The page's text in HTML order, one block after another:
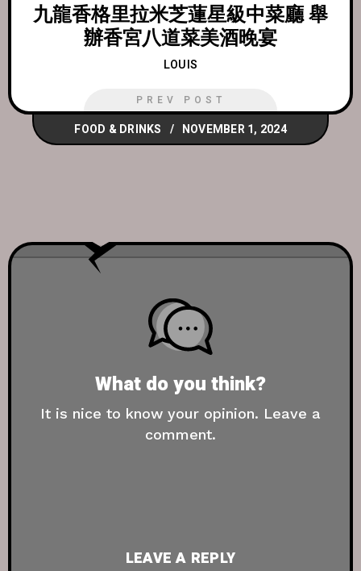
九龍香格里拉米芝蓮星級中菜廳 舉
辦香宮八道菜美酒晚宴
LOUIS
PREV POST
FOOD & DRINKS NOVEMBER 1, 2024
What do you think?
It is nice to know your opinion. Leave a
comment.
LEAVE A REPLY